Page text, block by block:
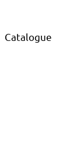
Catalogue